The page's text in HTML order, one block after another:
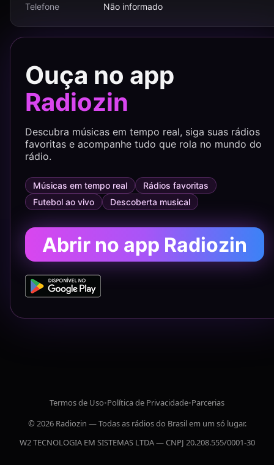
Telefone
Não informado
Ouça no app
Radiozin
Descubra músicas em tempo real, siga suas rádios
favoritas e acompanhe tudo que rola no mundo do
rádio.
Músicas em tempo real
Rádios favoritas
Futebol ao vivo
Descoberta musical
Abrir no app Radiozin
Termos de Uso•Política de Privacidade•Parcerias
© 2026 Radiozin — Todas as rádios do Brasil em um só lugar.
W2 TECNOLOGIA EM SISTEMAS LTDA — CNPJ 20.208.555/0001-30